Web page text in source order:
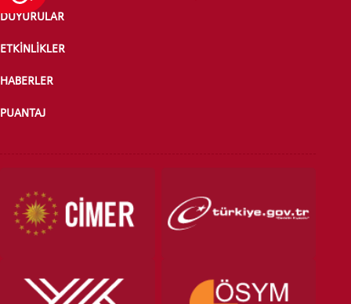
DUYURULAR
ETKİNLİKLER
HABERLER
PUANTAJ